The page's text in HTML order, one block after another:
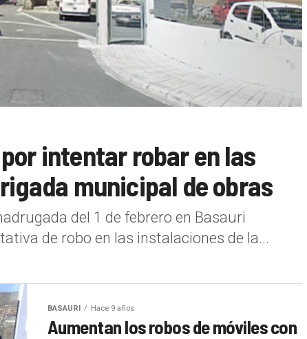
intentar robar en las
municipal de obras
del 1 de febrero en Basauri
de robo en las instalaciones de la...
BASAURI Hace 9 años
Aumentan los robos de móviles con